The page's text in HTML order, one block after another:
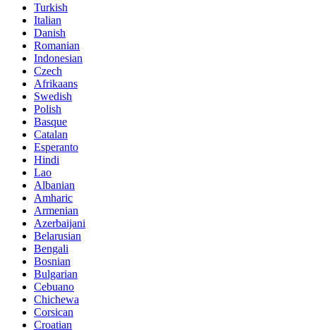
Turkish
Italian
Danish
Romanian
Indonesian
Czech
Afrikaans
Swedish
Polish
Basque
Catalan
Esperanto
Hindi
Lao
Albanian
Amharic
Armenian
Azerbaijani
Belarusian
Bengali
Bosnian
Bulgarian
Cebuano
Chichewa
Corsican
Croatian